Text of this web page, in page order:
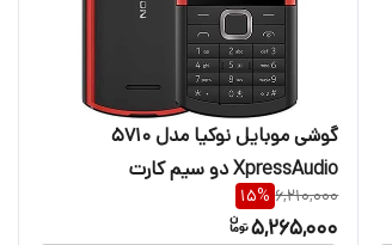
گوشی موبایل نوکیا مدل 5710
XpressAudio دو سیم کارت
6,210,000
15%
5,265,000